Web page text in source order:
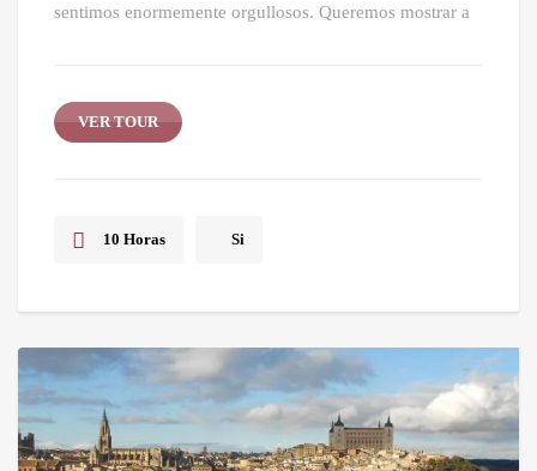
sentimos enormemente orgullosos. Queremos mostrar a
VER TOUR
10 Horas Si